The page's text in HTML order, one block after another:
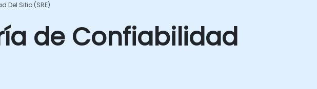
Del Sitio (SRE)
de Confiabilidad